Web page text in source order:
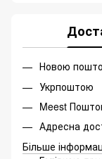
Новою
Укрпоштою
Meest
Адресна
Більше